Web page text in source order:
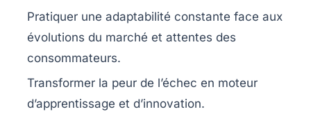
Pratiquer une adaptabilité constante face aux
évolutions du marché et attentes des
consommateurs.
Transformer la peur de l’échec en moteur
d’apprentissage et d’innovation.